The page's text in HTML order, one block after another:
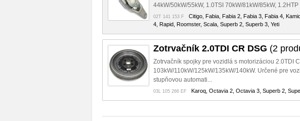
44kW/50kW/55kW, 1.0TSI 70kW/81kW/85kW, 1.2HTP
02T 141 153 F Citigo, Fabia, Fabia 2, Fabia 3, Fabia 4,
4, Rapid, Roomster, Scala, Superb 2, Superb 3, Yeti
Zotrvačník 2.0TDI CR DSG (2
Zotrvačník spojky pre vozidlá s motorizáciou 2.0TDI
103kW/110kW/125kW/135kW/140kW. Určené pre
stupňovou automati...
03L 105 266 EF Karoq, Octavia 2, Octavia 3, Superb 2,